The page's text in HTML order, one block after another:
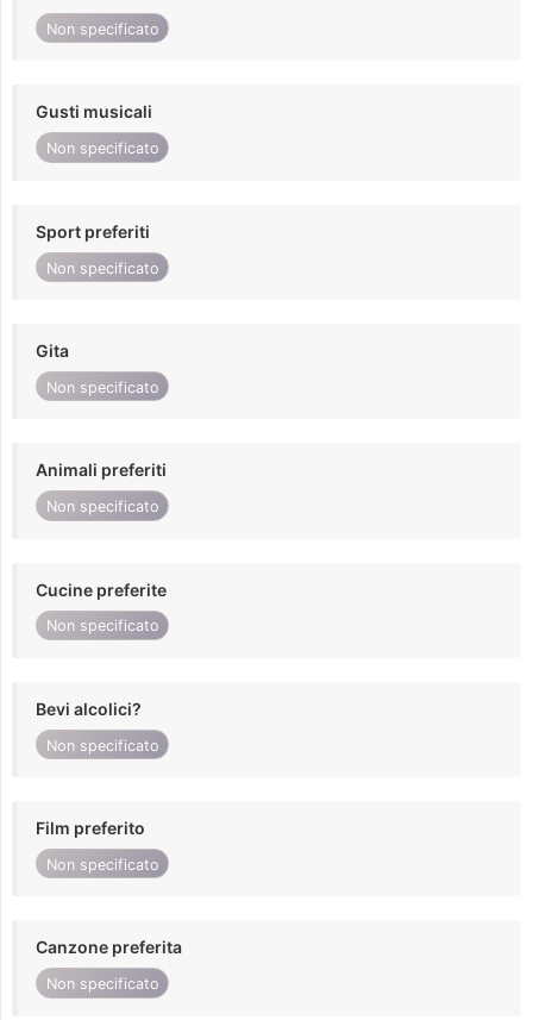
Non specificato
Gusti musicali
Non specificato
Sport preferiti
Non specificato
Gita
Non specificato
Animali preferiti
Non specificato
Cucine preferite
Non specificato
Bevi alcolici?
Non specificato
Film preferito
Non specificato
Canzone preferita
Non specificato